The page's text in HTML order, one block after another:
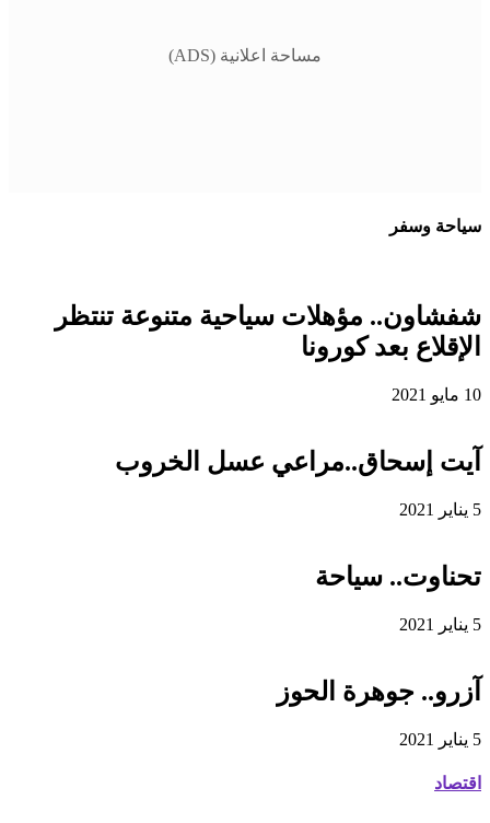
مساحة اعلانية (ADS)
سياحة وسفر
شفشاون.. مؤهلات سياحية متنوعة تنتظر
الإقلاع بعد كورونا
10 مايو 2021
آيت إسحاق..مراعي عسل الخروب
5 يناير 2021
تحناوت.. سياحة
5 يناير 2021
آزرو.. جوهرة الحوز
5 يناير 2021
اقتصاد